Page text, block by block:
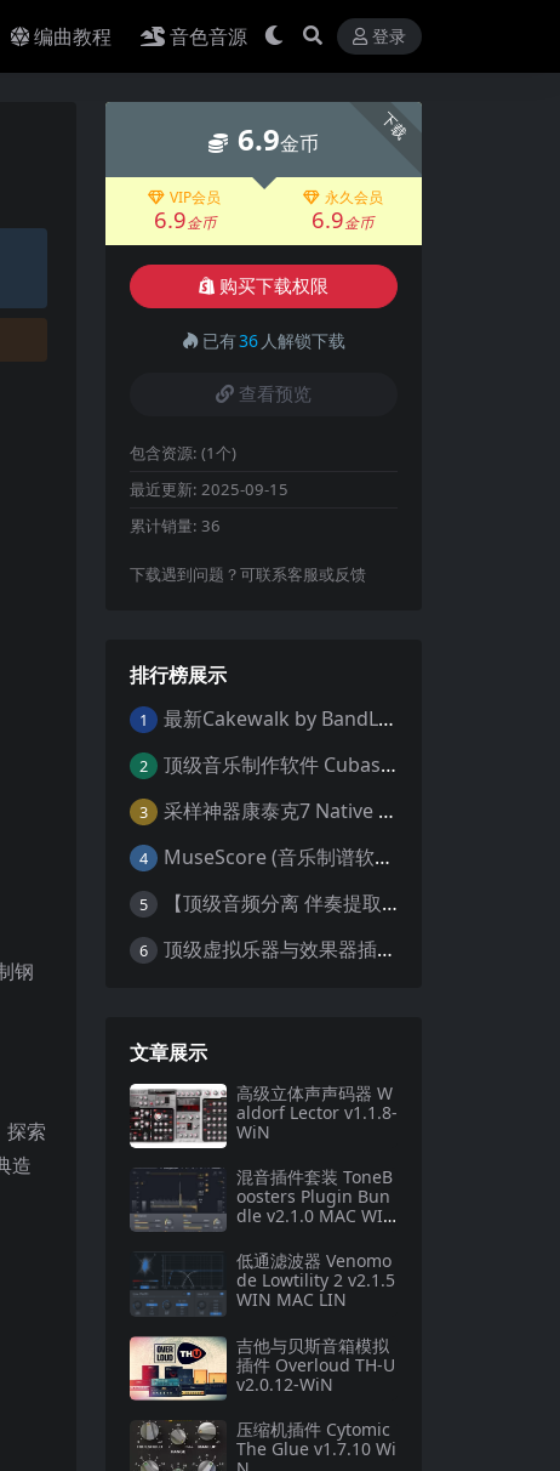
编曲教程 音色音源 登录
钢
探索
造
下载
6.9金币
VIP会员
6.9金币
永久会员
6.9金币
购买下载权限
已有36 人解锁下载
查看预览
包含资源: (1个)
最近更新: 2025-09-15
累计销量: 36
下载遇到问题？可联系客服或反馈
排行榜展示
1 最新Cakewalk by BandLab v31.02.0.049（原SONAR白金版）中文版/安装方法（Win）
2 顶级音乐制作软件 Cubase Pro 13 v13.0.55 WIN MAC 破解版下载含全套80G音色库 附安装教程
3 采样神器康泰克7 Native Instruments Kontakt 7 v7.10.9 WiN MAC 便携版 MAC含批量入库工具 NICNT文件制作工具 非标准音色库入库
4 MuseScore (音乐制谱软件) v4.4.2 中文版 WiN MAC
5 【顶级音频分离 伴奏提取软件】Hit’n’Mix RipX DeepAudio v7.5.1 WIN MAC
6 顶级虚拟乐器与效果器插件合集（R2R 版本）AIR Music Technology
文章展示
高级立体声声码器 W
aldorf Lector v1.1.8-
WiN
混音插件套装 ToneB
oosters Plugin Bun
dle v2.1.0 MAC WIN
低通滤波器 Venomo
de Lowtility 2 v2.1.5
WIN MAC LIN
吉他与贝斯音箱模拟
插件 Overloud TH-U
v2.0.12-WiN
压缩机插件 Cytomic
The Glue v1.7.10 Wi